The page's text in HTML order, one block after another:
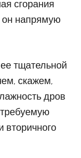
сгорания
он напрямую
тщательной
скажем,
дров
вторичного